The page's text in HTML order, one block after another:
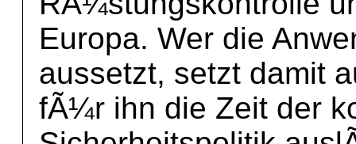
Europa. Wer die
aussetzt, setzt damit
fÃ¼r ihn die Zeit der